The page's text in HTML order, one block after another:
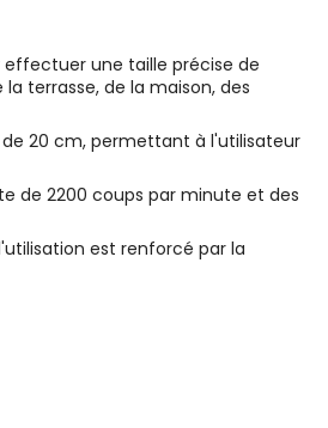
une taille précise de
terrasse, de la maison, des
de 20 cm, permettant à l'utilisateur
de 2200 coups par minute et des
est renforcé par la